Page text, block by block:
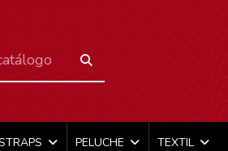
PELUCHE TEXTIL